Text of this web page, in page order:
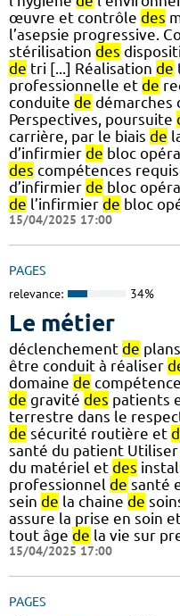
œuvre et contrôle des
l’asepsie progressive.
stérilisation des
de tri [...] Réalisation de
professionnelle et de
conduite de démarches
Perspectives, poursuite
carrière, par le biais de
d’infirmier de bloc
des compétences
d’infirmier de bloc
de l’infirmier de bloc
15/04/2025 17:00
PAGES
relevance: 34%
Le métier
déclenchement de
être conduit à réaliser
domaine de
de gravité des patients
terrestre dans le
de sécurité routière et
santé du patient Utiliser
du matériel et des
professionnel de santé
sein de la chaine de
assure la prise en soin
tout âge de la vie sur
15/04/2025 17:00
PAGES